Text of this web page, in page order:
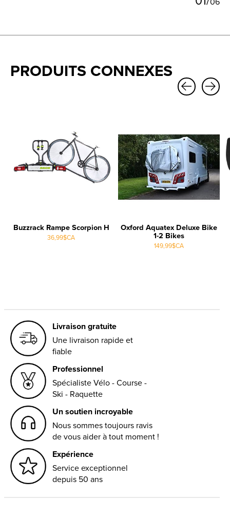
PRODUITS CONNEXES
Buzzrack Rampe Scorpion H
36,99$CA
Oxford Aquatex Deluxe Bike
1-2 Bikes
149,99$CA
Livraison gratuite
Une livraison rapide et
fiable
Professionnel
Spécialiste Vélo - Course -
Ski - Raquette
Un soutien incroyable
Nous sommes toujours ravis
de vous aider à tout moment !
Expérience
Service exceptionnel
depuis 50 ans